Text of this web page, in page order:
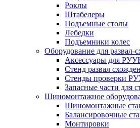
Роклы
Штабелеры
Подъемные столы
Лебедки
Подъемники колес
Оборудование для развал-
Аксессуары для
Стенд развал
Стенды проверки
Запасные части для
Шиномонтажное
Шиномонтажные
Балансировочные
Монтировки